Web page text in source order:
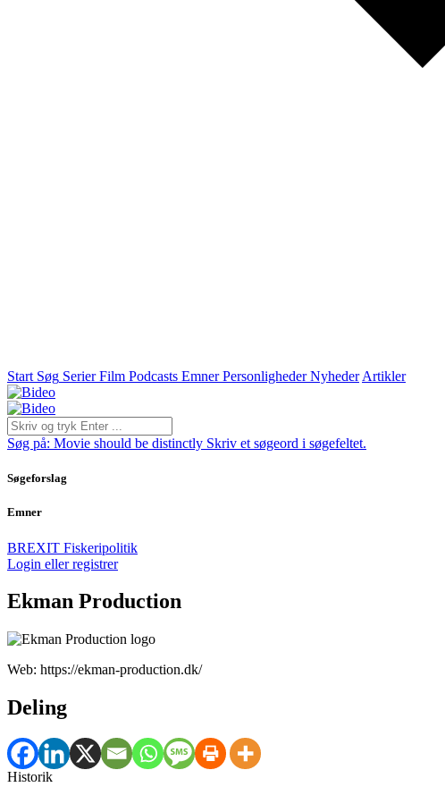
Start Søg Serier Film Podcasts Emner Personligheder Nyheder Artikler
Søg på: Movie should be distinctly Skriv et søgeord i søgefeltet.
Søgeforslag
Emner
BREXIT Fiskeripolitik
Login eller registrer
Ekman Production
Web: https://ekman-production.dk/
Deling
Historik